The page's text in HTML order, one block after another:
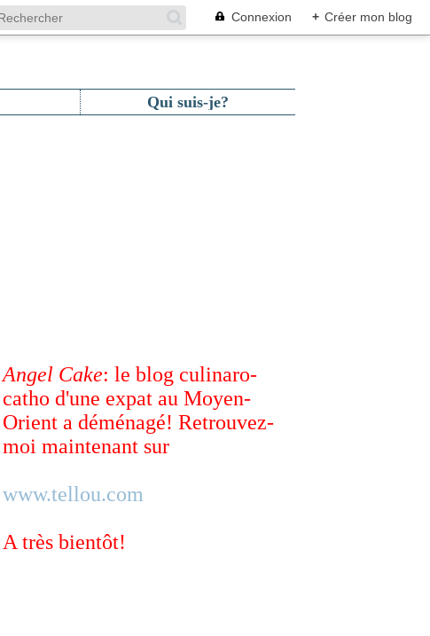
Connexion + Créer mon blog
Qui suis-je?
Angel Cake: le blog culinaro-
catho d'une expat au Moyen-
Orient a déménagé! Retrouvez-
moi maintenant sur
www.tellou.com
A très bientôt!